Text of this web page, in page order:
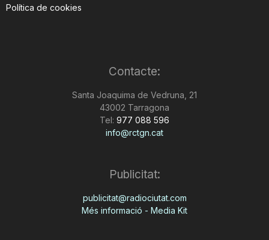
Política de cookies
Contacte:
Santa Joaquima de Vedruna, 21
43002 Tarragona
Tel: 977 088 596
info@rctgn.cat
Publicitat:
publicitat@radiociutat.com
Més informació - Media Kit